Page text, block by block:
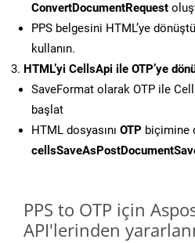
ConvertDocumentRequest
PPS belgesini HTML’ye
kullanın.
HTML’yi CellsApi ile OTP’ye
SaveFormat olarak OTP ile
başlat
HTML dosyasını OTP biçimine
PPS to OTP için
API'lerinden